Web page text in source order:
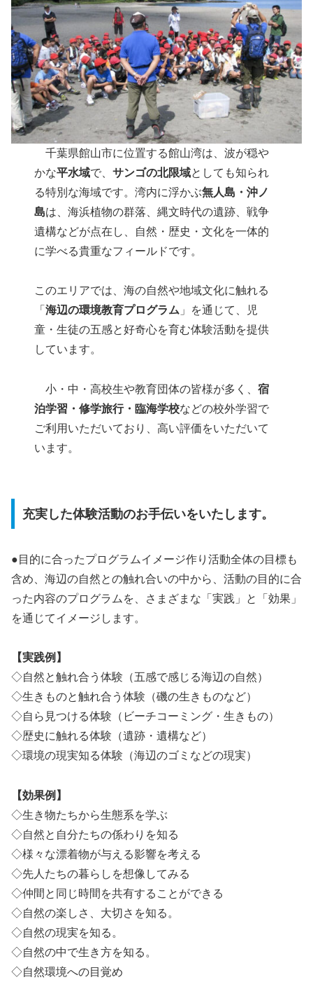
千葉県館山市に位置する館山湾は、波が穏や
かな平水域で、サンゴの北限域としても知られ
る特別な海域です。湾内に浮かぶ無人島・沖ノ
島は、海浜植物の群落、縄文時代の遺跡、戦争
遺構などが点在し、自然・歴史・文化を一体的
に学べる貴重なフィールドです。
このエリアでは、海の自然や地域文化に触れる
「海辺の環境教育プログラム 」を通じて、児
童・生徒の五感と好奇心を育む体験活動を提供
しています。
小・中・高校生や教育団体の皆様が多く、宿
泊学習・修学旅行・臨海学校などの校外学習で
ご利用いただいており、高い評価をいただいて
います。
充実した体験活動のお手伝いをいたします。
●目的に合ったプログラムイメージ作り活動全体の目標も
含め、海辺の自然との触れ合いの中から、活動の目的に合
った内容のプログラムを、さまざまな「実践」と「効果」
を通じてイメージします。
【実践例】
◇自然と触れ合う体験（五感で感じる海辺の自然）
◇生きものと触れ合う体験（磯の生きものなど）
◇自ら見つける体験（ビーチコーミング・生きもの）
◇歴史に触れる体験（遺跡・遺構など）
◇環境の現実知る体験（海辺のゴミなどの現実）
【効果例】
◇生き物たちから生態系を学ぶ
◇自然と自分たちの係わりを知る
◇様々な漂着物が与える影響を考える
◇先人たちの暮らしを想像してみる
◇仲間と同じ時間を共有することができる
◇自然の楽しさ、大切さを知る。
◇自然の現実を知る。
◇自然の中で生き方を知る。
◇自然環境への目覚め